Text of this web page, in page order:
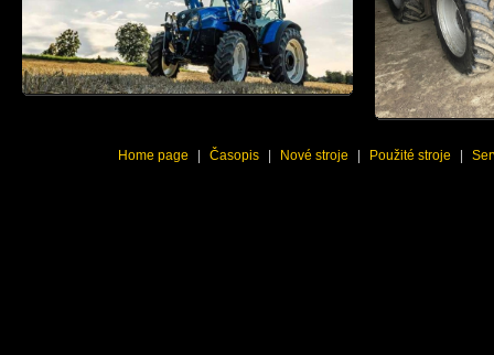
Home page Časopis Nové stroje Použité stroje